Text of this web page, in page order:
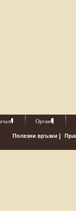
Органи
Полезни връзки